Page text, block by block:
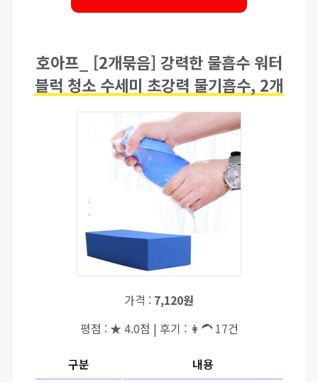
호아프_ [2개묶음] 강력한 물흡수 워터
블럭 청소 수세미 초강력 물기흡수, 2개
가격 : 7,120원
평점 : ★ 4.0점 | 후기 : 👩‍🦱 17건
구분
내용